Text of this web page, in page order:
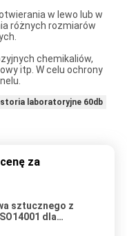
w lewo lub w
różnych rozmiarów
chemikaliów,
itp. W celu ochrony
laboratoryjne 60db
za
sztucznego z
dla